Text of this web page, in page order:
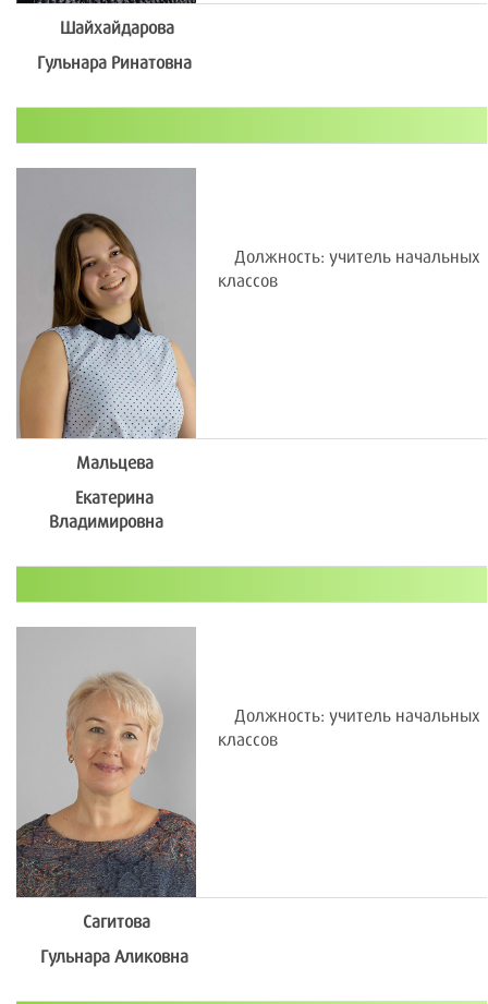
Шайхайдарова
Гульнара Ринатовна
Должность: учитель начальных
классов
Мальцева
Екатерина
Владимировна
Должность: учитель начальных
классов
Сагитова
Гульнара Аликовна